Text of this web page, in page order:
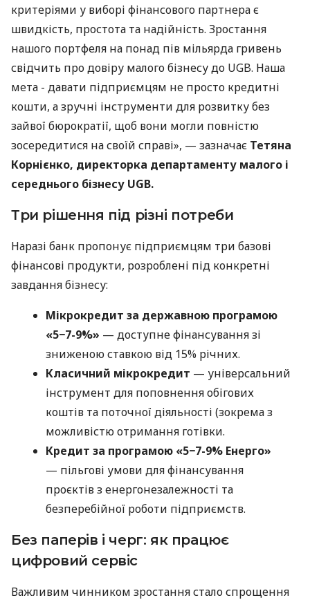
критеріями у виборі фінансового партнера є
швидкість, простота та надійність. Зростання
нашого портфеля на понад пів мільярда гривень
свідчить про довіру малого бізнесу до UGB. Наша
мета - давати підприємцям не просто кредитні
кошти, а зручні інструменти для розвитку без
зайвої бюрократії, щоб вони могли повністю
зосередитися на своїй справі», — зазначає Тетяна
Корнієнко, директорка департаменту малого і
середнього бізнесу UGB.
Три рішення під різні потреби
Наразі банк пропонує підприємцям три базові
фінансові продукти, розроблені під конкретні
завдання бізнесу:
Мікрокредит за державною програмою
«5−7-9%» — доступне фінансування зі
зниженою ставкою від 15% річних.
Класичний мікрокредит — універсальний
інструмент для поповнення обігових
коштів та поточної діяльності (зокрема з
можливістю отримання готівки.
Кредит за програмою «5−7-9% Енерго»
— пільгові умови для фінансування
проєктів з енергонезалежності та
безперебійної роботи підприємств.
Без паперів і черг: як працює
цифровий сервіс
Важливим чинником зростання стало спрощення